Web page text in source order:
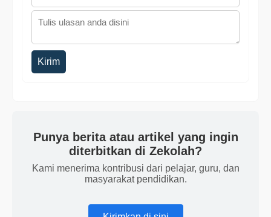
Kirim
Punya berita atau artikel yang ingin
diterbitkan di Zekolah?
Kami menerima kontribusi dari pelajar, guru, dan
masyarakat pendidikan.